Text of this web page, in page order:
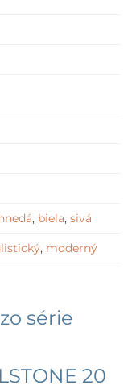
, biela, sivá
, moderný
série
20